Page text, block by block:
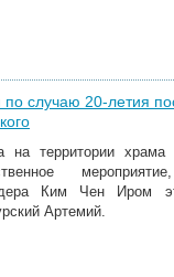
случаю 20-летия
на территории храма
Ким Чен Иром
Артемий.